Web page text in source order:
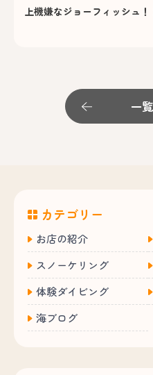
上機嫌なジョーフィッシュ！
一
カテゴリー
お店の紹介
スノーケリング
体験ダイビング
海ブログ